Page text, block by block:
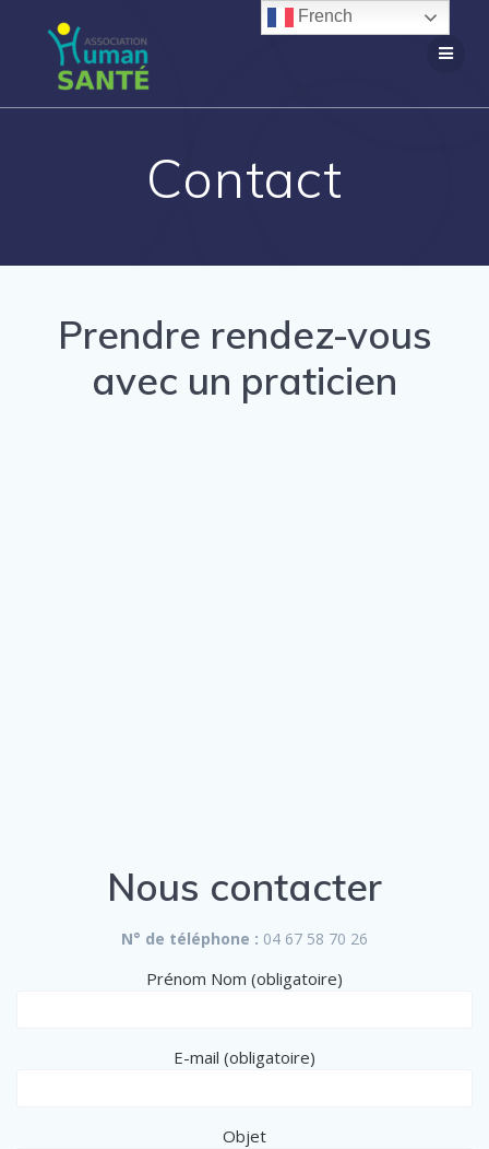
Passer
Contact
Prendre rendez-vous
avec un praticien
Nous contacter
N° de téléphone : 04 67 58 70 26
Prénom Nom (obligatoire)
E-mail (obligatoire)
Objet
French